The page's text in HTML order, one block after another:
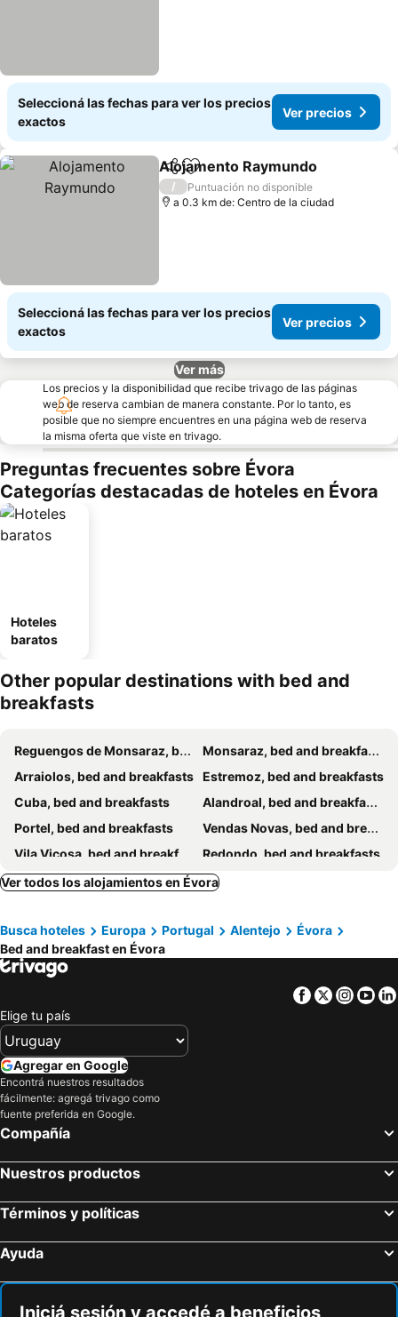
Seleccioná las fechas para ver los precios
exactos
Ver precios
CompartirAñadir a favoritos
Alojamento Raymundo
/
Puntuación no disponible
a 0.3 km de: Centro de la ciudad
Seleccioná las fechas para ver los precios
exactos
Ver precios
Ver más
Los precios y la disponibilidad que recibe trivago de las páginas
web de reserva cambian de manera constante. Por lo tanto, es
posible que no siempre encuentres en una página web de reserva
la misma oferta que viste en trivago.
Preguntas frecuentes sobre Évora
Categorías destacadas de hoteles en Évora
Hoteles
baratos
Other popular destinations with bed and
breakfasts
Reguengos de Monsaraz, bed and breakfasts
Monsaraz, bed and breakfasts
Arraiolos, bed and breakfasts Estremoz, bed and breakfasts
Cuba, bed and breakfasts
Alandroal, bed and breakfasts
Portel, bed and breakfasts
Vendas Novas, bed and breakfasts
Vila Vicosa, bed and breakfasts
Redondo, bed and breakfasts
Viana do Alentejo, bed and breakfasts
Ilhas, bed and breakfasts
Montemor-o-Novo, bed and breakfasts
Alcáçovas, bed and breakfasts
Ver todos los alojamientos en Évora
Busca hoteles Europa Portugal Alentejo
Évora
Bed and breakfast en Évora
Facebook
Twitter
Elige tu país
Agregar en Google
Encontrá nuestros resultados
fácilmente: agregá trivago como
fuente preferida en Google.
Compañía
Nuestros productos
Términos y políticas
Ayuda
Iniciá sesión y accedé a beneficios